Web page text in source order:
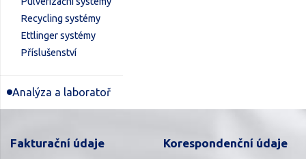
Recycling systémy
Ettlinger systémy
Příslušenství
Analýza a laboratoř
Fakturační údaje Korespondenční údaje